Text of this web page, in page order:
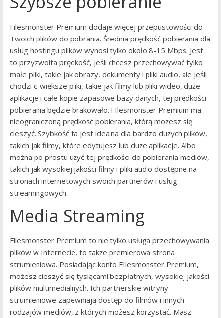
Filesmonster Premium dodaje więcej przepustowości do
Twoich plików do pobrania. Średnia prędkość pobierania dla
usług hostingu plików wynosi tylko około 8-15 Mbps. Jest
to przyzwoita prędkość, jeśli chcesz przechowywać tylko
małe pliki, takie jak obrazy, dokumenty i pliki audio, ale jeśli
chodzi o większe pliki, takie jak filmy lub pliki wideo, duże
aplikacje i całe kopie zapasowe bazy danych, tej prędkości
pobierania będzie brakowało. FIlesmonster Premium ma
nieograniczoną prędkość pobierania, którą możesz się
cieszyć. Szybkość ta jest idealna dla bardzo dużych plików,
takich jak filmy, które edytujesz lub duże aplikacje. Albo
można po prostu użyć tej prędkości do pobierania mediów,
takich jak wysokiej jakości filmy i pliki audio dostępne na
stronach internetowych swoich partnerów i usług
streamingowych.
Media Streaming
Filesmonster Premium to nie tylko usługa przechowywania
plików w Internecie, to także premierowa strona
strumieniowa. Posiadając konto FIlesmonster Premium,
możesz cieszyć się tysiącami bezpłatnych, wysokiej jakości
plików multimedialnych. Ich partnerskie witryny
strumieniowe zapewniają dostęp do filmów i innych
rodzajów mediów, z których możesz korzystać. Masz